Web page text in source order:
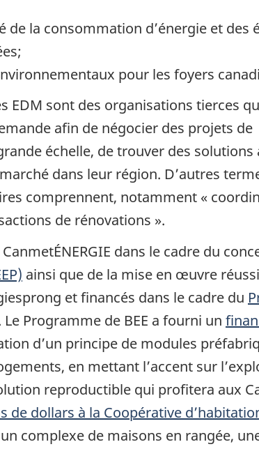
la consommation d’énergie et des
pour les foyers
EDM sont des organisations tierces
afin de négocier des projets de
échelle, de trouver des solutions
dans leur région. D’autres
comprennent, notamment «
de rénovations ».
dans le cadre du
ainsi que de la mise en œuvre
et financés dans le cadre du
Le Programme de BEE a fourni un
d’un principe de modules
en mettant l’accent sur
reproductible qui profitera aux
de dollars à la Coopérative
complexe de maisons en rangée,